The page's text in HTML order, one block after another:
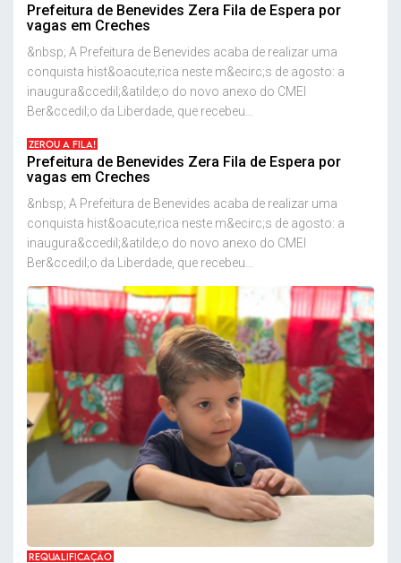
Prefeitura de Benevides Zera Fila de Espera por
vagas em Creches
&nbsp; A Prefeitura de Benevides acaba de realizar uma
conquista hist&oacute;rica neste m&ecirc;s de agosto: a
inaugura&ccedil;&atilde;o do novo anexo do CMEI
Ber&ccedil;o da Liberdade, que recebeu...
ZEROU A FILA!
Prefeitura de Benevides Zera Fila de Espera por
vagas em Creches
&nbsp; A Prefeitura de Benevides acaba de realizar uma
conquista hist&oacute;rica neste m&ecirc;s de agosto: a
inaugura&ccedil;&atilde;o do novo anexo do CMEI
Ber&ccedil;o da Liberdade, que recebeu...
REQUALIFICAÇÃO